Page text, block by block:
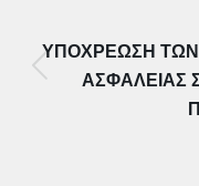
ΥΠΟΧΡΈΩΣΗ ΤΩΝ
ΑΣΦΑΛΕΊΑΣ